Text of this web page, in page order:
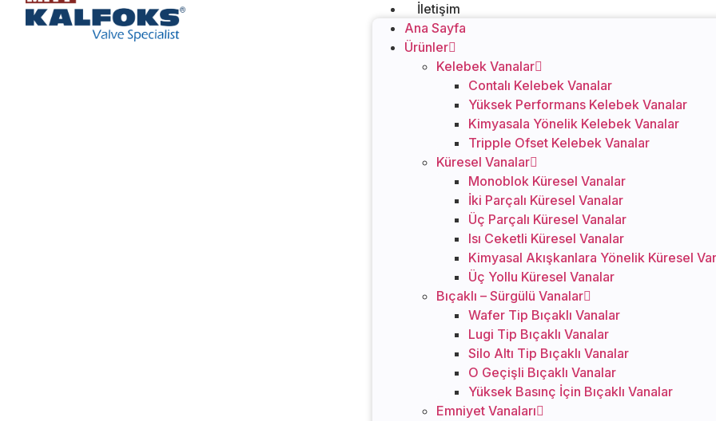
İletişim
Ana Sayfa
Ürünler
Kelebek Vanalar
Contalı Kelebek Vanalar
Yüksek Performans Kelebek Vanalar
Kimyasala Yönelik Kelebek Vanalar
Tripple Ofset Kelebek Vanalar
Küresel Vanalar
Monoblok Küresel Vanalar
İki Parçalı Küresel Vanalar
Üç Parçalı Küresel Vanalar
Isı Ceketli Küresel Vanalar
Kimyasal Akışkanlara Yönelik Küresel
Üç Yollu Küresel Vanalar
Bıçaklı – Sürgülü Vanalar
Wafer Tip Bıçaklı Vanalar
Lugi Tip Bıçaklı Vanalar
Silo Altı Tip Bıçaklı Vanalar
O Geçişli Bıçaklı Vanalar
Yüksek Basınç İçin Bıçaklı Vanalar
Emniyet Vanaları